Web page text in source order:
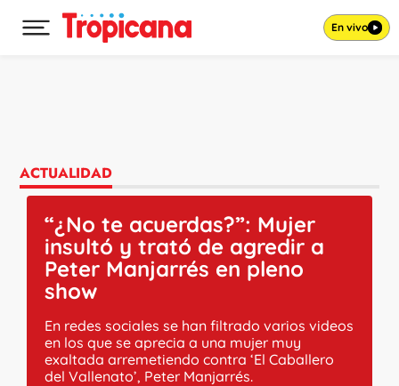
Desplegar menú principal En vivo
ACTUALIDAD
“¿No te acuerdas?”: Mujer
insultó y trató de agredir a
Peter Manjarrés en pleno
show
En redes sociales se han filtrado varios videos
en los que se aprecia a una mujer muy
exaltada arremetiendo contra ‘El Caballero
del Vallenato’, Peter Manjarrés.